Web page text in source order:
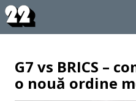
G7 vs BRICS –
o nouă ordine